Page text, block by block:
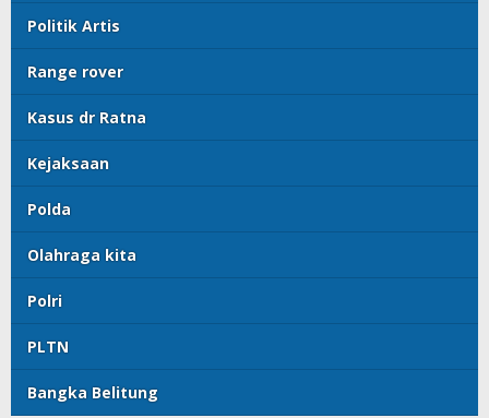
Politik Artis
Range rover
Kasus dr Ratna
Kejaksaan
Polda
Olahraga kita
Polri
PLTN
Bangka Belitung